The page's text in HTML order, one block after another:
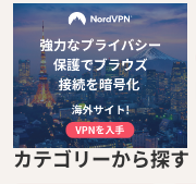
カテゴリーから探す